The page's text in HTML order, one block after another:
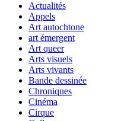
Actualités
Appels
Art autochtone
art émergent
Art queer
Arts visuels
Arts vivants
Bande dessinée
Chroniques
Cinéma
Cirque